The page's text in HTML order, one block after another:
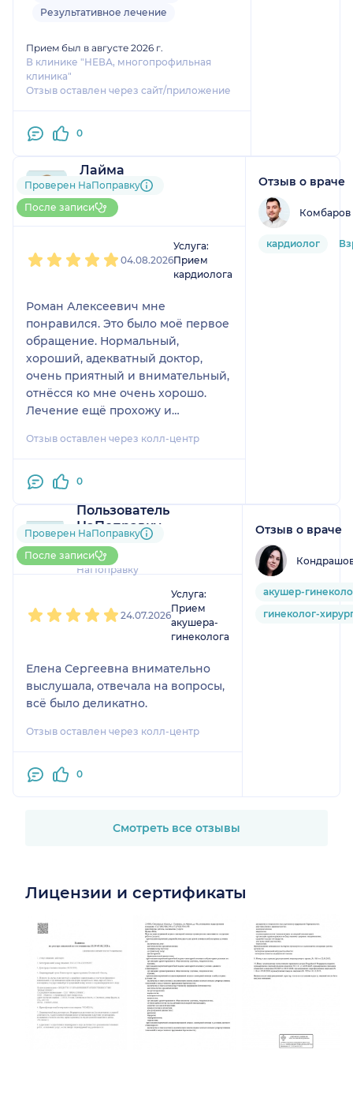
Результатом полностью доволен.
Настоящий профессионал своего
дела.
Результативное лечение
Прием был в августе 2026 г.
В клинике "НЕВА, многопрофильная
клиника"
Отзыв оставлен через сайт/приложение
0
Лайма
1 отзыв
До 5 записей через
НаПоправку
Проверен НаПоправку
После записи
04.08.2026
Услуга:
Прием
кардиолога
Роман Алексеевич мне
понравился. Это было моё первое
обращение. Нормальный,
хороший, адекватный доктор,
очень приятный и внимательный,
отнёсся ко мне очень хорошо.
Лечение ещё прохожу и
сдавала.
Отзыв оставлен через колл-центр
0
Отзыв о враче
Комбаров
кардиолог
Пользователь
НаПоправку
1 отзыв
До 5 записей через
НаПоправку
Проверен НаПоправку
После записи
24.07.2026
Услуга:
Прием
акушера-
гинеколога
Елена Сергеевна внимательно
выслушала, отвечала на вопросы,
всё было деликатно.
Отзыв оставлен через колл-центр
0
Отзыв о враче
акушер-
гинеколог-
Смотреть все отзывы
Лицензии и сертификаты